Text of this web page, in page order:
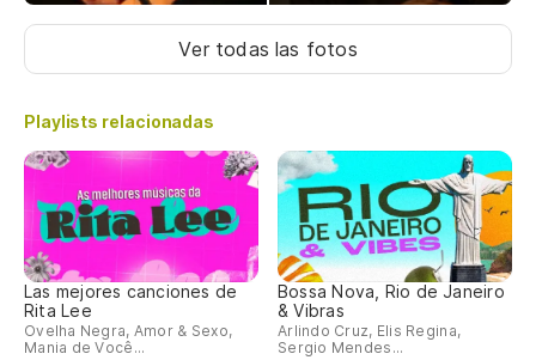
Ver todas las fotos
Playlists relacionadas
Las mejores canciones de
Rita Lee
Ovelha Negra, Amor & Sexo,
Mania de Você...
Bossa Nova, Rio de Janeiro
& Vibras
Arlindo Cruz, Elis Regina,
Sergio Mendes...